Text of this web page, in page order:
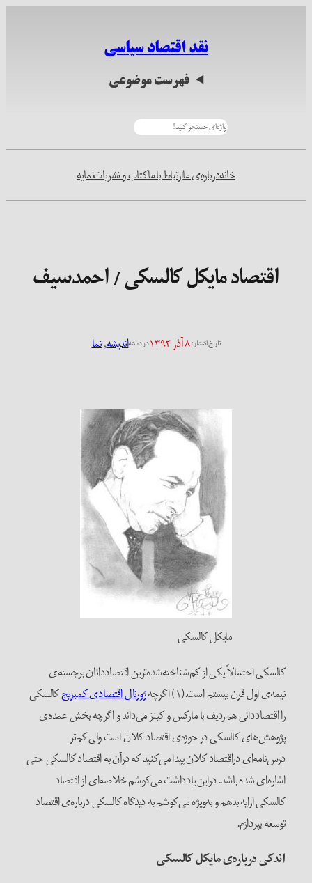
نقد اقتصاد سیاسی
فهرست موضوعی
خانهدرباره‌ی ماارتباط با ماکتاب و نشریاتنمایه
اقتصاد مایکل کالسکی / احمدسیف
تاریخ انتشار:۸ آذر ۱۳۹۲ در دستهاندیشه, نما
مایکل کالسکی
کالسکی احتمالاً یکی از کم‌شناخته‌شده‌ترین اقتصاددانان برجسته‌ی
نیمه‌ی اول قرن بیستم است.(۱) اگرچه
ژورنال اقتصادی کمبریجکالسکی
را اقتصاددانی هم‌ردیف با مارکس و کینز می‌داند و اگرچه بخش عمده‌ی
پژوهش‌های کالسکی در حوزه‌ی اقتصاد کلان است ولی کم‌تر
درس‌نامه‌ای دراقتصاد کلان پیدا می‌کنید که درآن به اقتصاد کالسکی حتی
اشاره‌ای شده باشد. دراین یادداشت می‌کوشم خلاصه‌ای از اقتصاد
کالسکی ارایه بدهم و به‌ویژه می‌کوشم به دیدگاه کالسکی درباره‌ی اقتصاد
توسعه بپردازم.
اندکی درباره‌ی مایکل کالسکی